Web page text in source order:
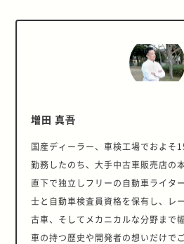
増田 真吾
国産ディーラー、車検工場でおよそ
勤務したのち、大手中古車販売店の
直下で独立しフリーの自動車ライタ
士と自動車検査員資格を保有し、レ
古車、そしてメカニカルな分野まで
車の持つ歴史や開発者の想いだけで